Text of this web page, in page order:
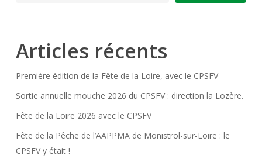
Articles récents
Première édition de la Fête de la Loire, avec le CPSFV
Sortie annuelle mouche 2026 du CPSFV : direction la Lozère.
Fête de la Loire 2026 avec le CPSFV
Fête de la Pêche de l’AAPPMA de Monistrol-sur-Loire : le
CPSFV y était !